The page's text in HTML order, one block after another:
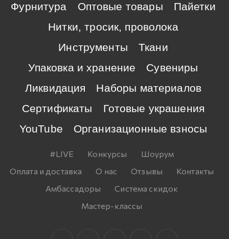
Фурнитура
Оптовые товары
Пайетки
Нитки, тросик, проволока
Инструменты
Ткани
Упаковка и хранение
Сувениры
Ликвидация
Наборы материалов
Сертификаты
Готовые украшения
YouTube
Организационные взносы
#LIVE Конкурсы
Шоурум
Оплата и доставка
О нас Отзывы
Контакты
Амбассадоры
Система скидок
Мастер-классы